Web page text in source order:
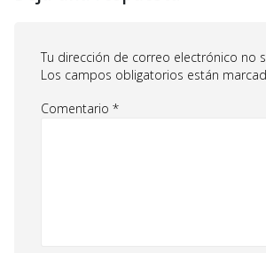
Tu dirección de correo electrónico no
Los campos obligatorios están
Comentario *